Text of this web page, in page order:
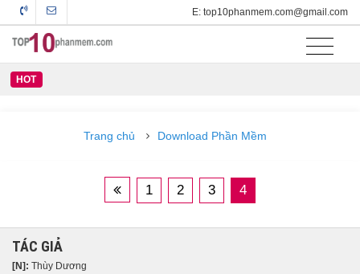
E: top10phanmem.com@gmail.com
HOT
Trang chủ Download Phần Mềm
1 2 3 4
TÁC GIẢ
[N]: Thùy Dương